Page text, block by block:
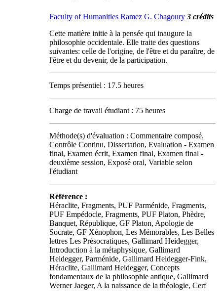
Faculty of Humanities Ramez G. Chagoury 3 crédits
Cette matière initie à la pensée qui inaugure la
philosophie occidentale. Elle traite des questions
suivantes: celle de l'origine, de l'être et du paraître, de
l'être et du devenir, de la participation.
Temps présentiel : 17.5 heures
Charge de travail étudiant : 75 heures
Méthode(s) d'évaluation : Commentaire composé,
Contrôle Continu, Dissertation, Evaluation - Examen
final, Examen écrit, Examen final, Examen final -
deuxième session, Exposé oral, Variable selon
l'étudiant
Référence :
Héraclite, Fragments, PUF Parménide, Fragments,
PUF Empédocle, Fragments, PUF Platon, Phèdre,
Banquet, République, GF Platon, Apologie de
Socrate, GF Xénophon, Les Mémorables, Les Belles
lettres Les Présocratiques, Gallimard Heidegger,
Introduction à la métaphysique, Gallimard
Heidegger, Parménide, Gallimard Heidegger-Fink,
Héraclite, Gallimard Heidegger, Concepts
fondamentaux de la philosophie antique, Gallimard
Werner Jaeger, A la naissance de la théologie, Cerf